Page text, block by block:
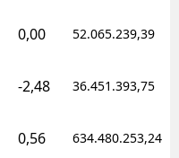
0,00 52.065.239,39
-2,48 36.451.393,75
0,56 634.480.253,24